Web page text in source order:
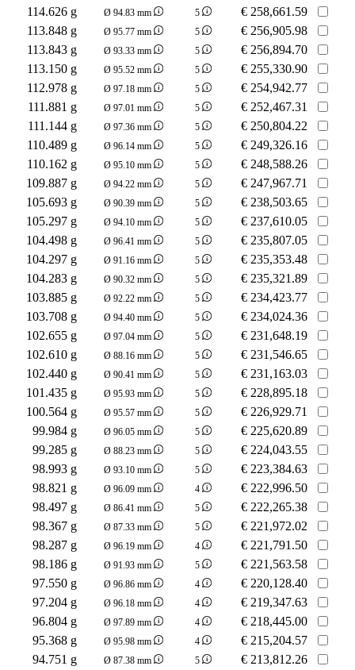
114.626 g
Ø 94.83 mm 5 € 258,661.59
113.848 g
Ø 95.77 mm 5 € 256,905.98
113.843 g
Ø 93.33 mm 5 € 256,894.70
113.150 g
Ø 95.52 mm 5 € 255,330.90
112.978 g
Ø 97.18 mm 5 € 254,942.77
111.881 g
Ø 97.01 mm 5 € 252,467.31
111.144 g
Ø 97.36 mm 5 € 250,804.22
110.489 g
Ø 96.14 mm 5 € 249,326.16
110.162 g
Ø 95.10 mm 5 € 248,588.26
109.887 g
Ø 94.22 mm 5 € 247,967.71
105.693 g
Ø 90.39 mm 5 € 238,503.65
105.297 g
Ø 94.10 mm 5 € 237,610.05
104.498 g
Ø 96.41 mm 5 € 235,807.05
104.297 g
Ø 91.16 mm 5 € 235,353.48
104.283 g
Ø 90.32 mm 5 € 235,321.89
103.885 g
Ø 92.22 mm 5 € 234,423.77
103.708 g
Ø 94.40 mm 5 € 234,024.36
102.655 g
Ø 97.04 mm 5 € 231,648.19
102.610 g
Ø 88.16 mm 5 € 231,546.65
102.440 g
Ø 90.41 mm 5 € 231,163.03
101.435 g
Ø 95.93 mm 5 € 228,895.18
100.564 g
Ø 95.57 mm 5 € 226,929.71
99.984 g
Ø 96.05 mm 5 € 225,620.89
99.285 g
Ø 88.23 mm 5 € 224,043.55
98.993 g
Ø 93.10 mm 5 € 223,384.63
98.821 g
Ø 96.09 mm 4 € 222,996.50
98.497 g
Ø 86.41 mm 5 € 222,265.38
98.367 g
Ø 87.33 mm 5 € 221,972.02
98.287 g
Ø 96.19 mm 4 € 221,791.50
98.186 g
Ø 91.93 mm 5 € 221,563.58
97.550 g
Ø 96.86 mm 4 € 220,128.40
97.204 g
Ø 96.18 mm 4 € 219,347.63
96.804 g
Ø 97.89 mm 4 € 218,445.00
95.368 g
Ø 95.98 mm 4 € 215,204.57
94.751 g
Ø 87.38 mm 5 € 213,812.26